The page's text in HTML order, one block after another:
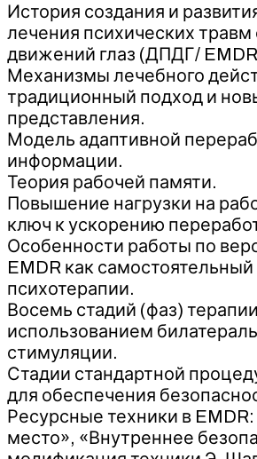
История создания и
лечения психических
движений глаз (ДПДГ/
Механизмы лечебного
традиционный подход и
представления.
Модель адаптивной
информации.
Теория рабочей памяти.
Повышение нагрузки на
ключ к ускорению
Особенности работы по
EMDR как
психотерапии.
Восемь стадий (фаз)
использованием
стимуляции.
Стадии стандартной
для обеспечения
Ресурсные техники в
место», «Внутреннее